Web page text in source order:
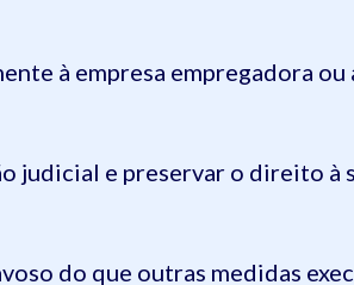
à empresa empregadora
judicial e preservar o direito à
do que outras medidas